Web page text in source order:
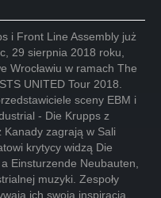
i Front Line Assembly już
29 sierpnia 2018 roku,
Wrocławiu w ramach The
UNITED Tour 2018.
sceny EBM i
- Die Krupps z
zagrają w Sali
krytycy widzą Die
Einsturzende Neubauten,
muzyki. Zespoły
ich swoją inspiracją.